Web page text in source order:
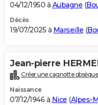
04/12/1950 à Aubagne (
Décès
19/07/2025 à Marseille (
Jean-pierre
Créer une cagnotte
Naissance
07/12/1946 à Nice (Alpes-